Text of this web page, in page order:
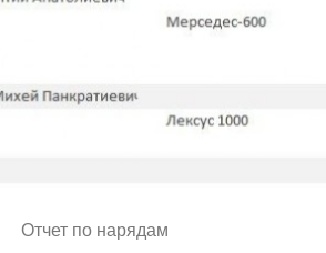
Отчет по нарядам